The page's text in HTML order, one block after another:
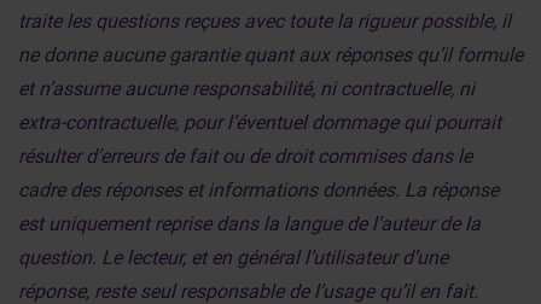
traite les questions reçues avec toute la rigueur possible, il
ne donne aucune garantie quant aux réponses qu’il formule
et n’assume aucune responsabilité, ni contractuelle, ni
extra-contractuelle, pour l’éventuel dommage qui pourrait
résulter d’erreurs de fait ou de droit commises dans le
cadre des réponses et informations données. La réponse
est uniquement reprise dans la langue de l’auteur de la
question. Le lecteur, et en général l’utilisateur d’une
réponse, reste seul responsable de l’usage qu’il en fait.